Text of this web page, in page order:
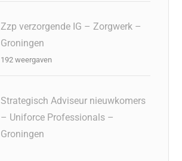
Zzp verzorgende IG – Zorgwerk –
Groningen
192 weergaven
Strategisch Adviseur nieuwkomers
– Uniforce Professionals –
Groningen